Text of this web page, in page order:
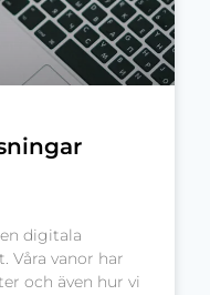
digitala
Våra vanor har
och även hur vi